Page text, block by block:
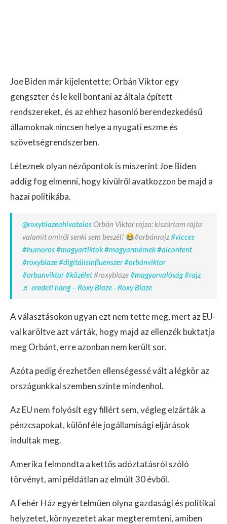
Joe Biden már kijelentette: Orbán Viktor egy
gengszter és le kell bontani az általa épített
rendszereket, és az ehhez hasonló berendezkedésű
államoknak nincsen helye a nyugati eszme és
szövetségrendszerben.
Léteznek olyan nézőpontok is miszerint Joe Biden
addig fog elmenni, hogy kívülről avatkozzon be majd a
hazai politikába.
@roxyblazeahivatalosOrbán Viktor rajza: kiszúrtam rajta
valamit amiről senki sem beszél!
#orbánrajz#vicces
#humoros#magyartiktok#magyarmémek#aicontent
#roxyblaze#digitálisinfluenszer#orbánviktor
#orbanviktor#közélet#roxyblaze#magyarvalóság#rajz
♬ eredeti hang – Roxy Blaze - Roxy Blaze
A választásokon ugyan ezt nem tette meg, mert az EU-
val karöltve azt várták, hogy majd az ellenzék buktatja
meg Orbánt, erre azonban nem került sor.
Azóta pedig érezhetően ellenségessé vált a légkör az
országunkkal szemben szinte mindenhol.
Az EU nem folyósít egy fillért sem, végleg elzárták a
pénzcsapokat, különféle jogállamisági eljárások
indultak meg.
Amerika felmondta a kettős adóztatásról szóló
törvényt, ami példátlan az elmúlt 30 évből.
A Fehér Ház egyértelműen olyna gazdasági és politikai
helyzetet, környezetet akar megteremteni, amiben